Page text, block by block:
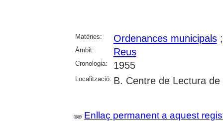
Matèries: Ordenances municipals
Àmbit: Reus
Cronologia: 1955
Localització: B. Centre de Lectura de
Enllaç permanent a aquest